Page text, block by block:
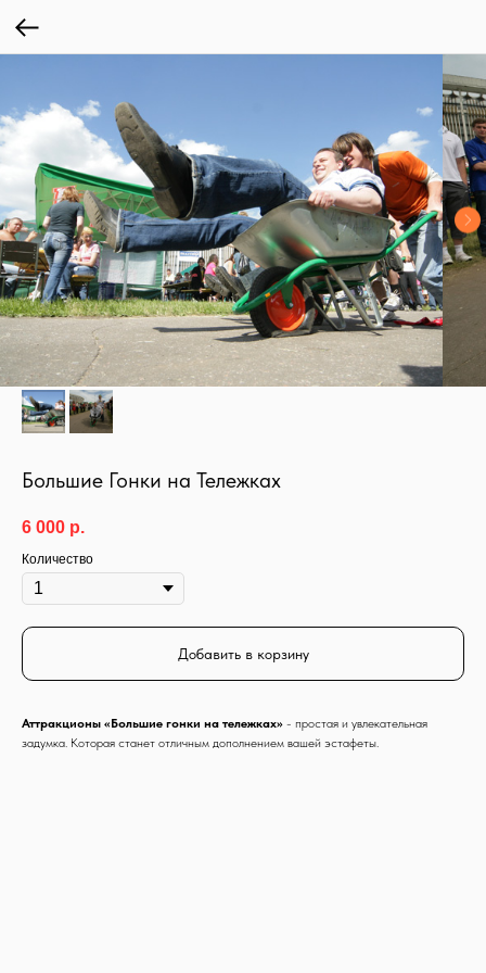
Большие Гонки на Тележках
6 000 р.
Количество
Добавить в корзину
Аттракционы «Большие гонки на тележках» - простая и увлекательная
задумка. Которая станет отличным дополнением вашей эстафеты.